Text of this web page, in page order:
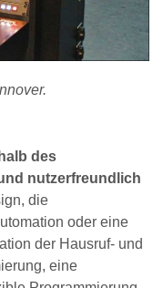
des
nutzerfreundlich
die
oder eine
der Hausruf- und
eine